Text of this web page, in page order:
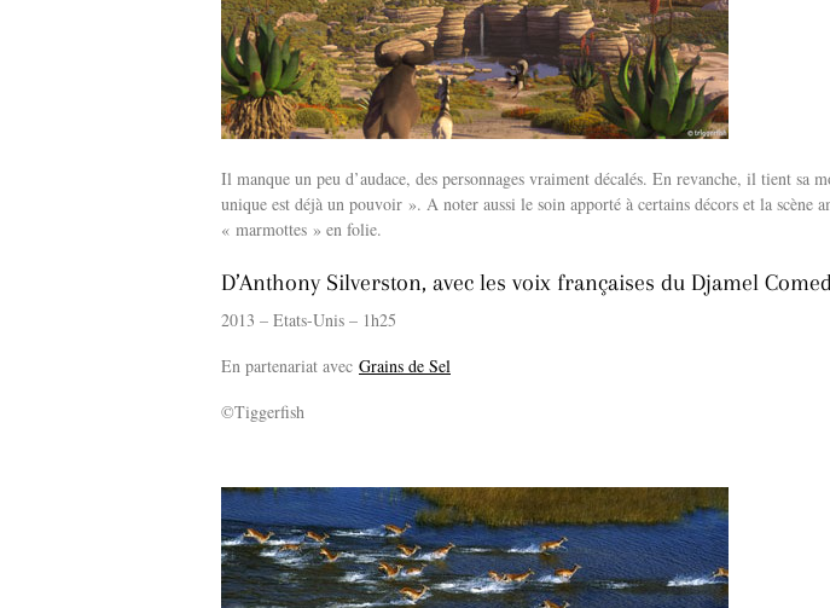
Il manque un peu d’audace, des personnages vraiment décalés. En revanche, il tient sa
unique est déjà un pouvoir ». A noter aussi le soin apporté à certains décors et la scène
« marmottes » en folie.
D’Anthony Silverston, avec les voix françaises du Djamel
2013 – Etats-Unis – 1h25
En partenariat avec Grains de Sel
©Tiggerfish